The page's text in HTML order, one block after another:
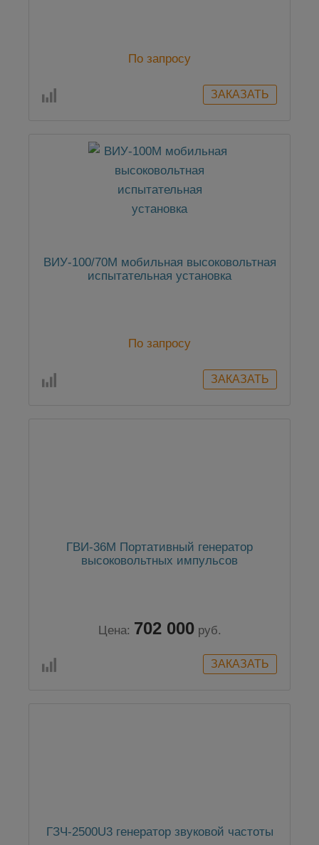
По запросу
ВИУ-100/70М мобильная высоковольтная
испытательная установка
По запросу
ГВИ-36М Портативный генератор
высоковольтных импульсов
Цена: 702 000 руб.
ГЗЧ-2500U3 генератор звуковой частоты